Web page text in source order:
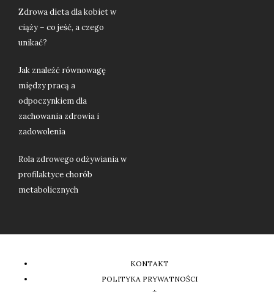
Zdrowa dieta dla kobiet w
ciąży – co jeść, a czego
unikać?
Jak znaleźć równowagę
między pracą a
odpoczynkiem dla
zachowania zdrowia i
zadowolenia
Rola zdrowego odżywiania w
profilaktyce chorób
metabolicznych
KONTAKT
POLITYKA PRYWATNOŚCI